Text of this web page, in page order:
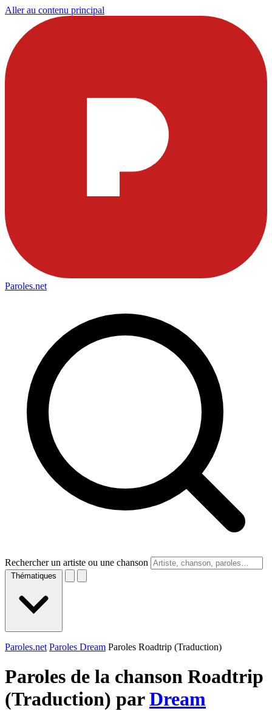
Aller au contenu principal
Paroles.net
Rechercher un artiste ou une chanson
Thématiques
Paroles.net Paroles Dream Paroles Roadtrip (Traduction)
Paroles de la chanson Roadtrip
(Traduction) parDream